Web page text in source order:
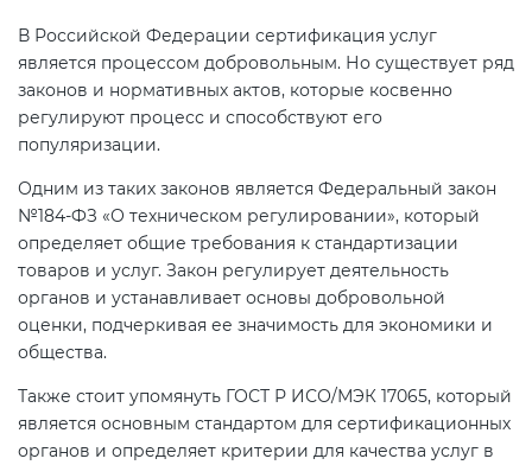
В Российской Федерации сертификация услуг
является процессом добровольным. Но существует ряд
законов и нормативных актов, которые косвенно
регулируют процесс и способствуют его
популяризации.
Одним из таких законов является Федеральный закон
№184-ФЗ «О техническом регулировании», который
определяет общие требования к стандартизации
товаров и услуг. Закон регулирует деятельность
органов и устанавливает основы добровольной
оценки, подчеркивая ее значимость для экономики и
общества.
Также стоит упомянуть ГОСТ Р ИСО/МЭК 17065, который
является основным стандартом для сертификационных
органов и определяет критерии для качества услуг в